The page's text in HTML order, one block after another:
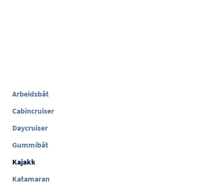
Arbeidsbåt
Cabincruiser
Daycruiser
Gummibåt
Kajakk
Katamaran